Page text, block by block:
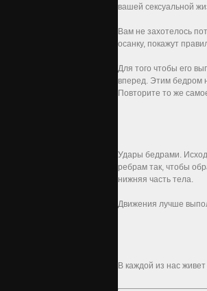
вашей сексуальной
Вам не захотелось
осанку, покажут
Для того чтобы его
вперед. Этим бедром
Повторите то же
Удары бедрами.
ребрам так, чтобы
нижняя часть тела.
Движения лучше
В каждой из нас